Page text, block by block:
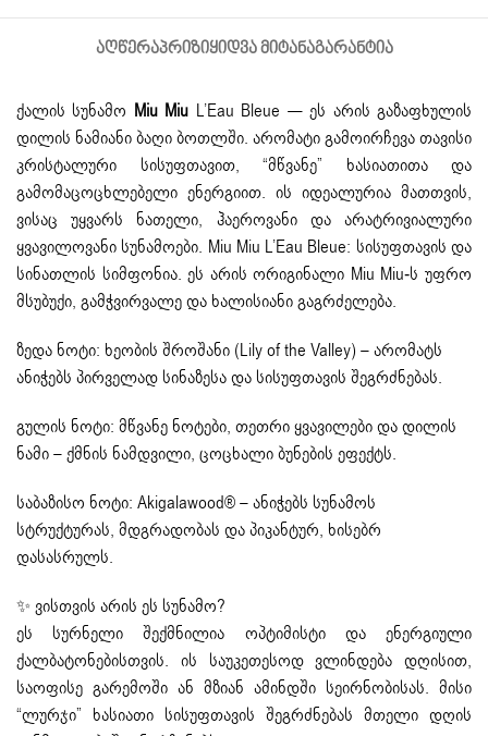
ᲐᲦᲬᲔᲠᲐᲞᲠᲘᲖᲘᲧᲘᲓᲕᲐ ᲛᲘᲢᲐᲜᲐᲒᲐᲠᲐᲜᲢᲘᲐ
ქალის სუნამო Miu Miu L’Eau Bleue — ეს არის გაზაფხულის
დილის ნამიანი ბაღი ბოთლში. არომატი გამოირჩევა თავისი
კრისტალური სისუფთავით, “მწვანე” ხასიათითა და
გამომაცოცხლებელი ენერგიით. ის იდეალურია მათთვის,
ვისაც უყვარს ნათელი, ჰაეროვანი და არატრივიალური
ყვავილოვანი სუნამოები. Miu Miu L’Eau Bleue: სისუფთავის და
სინათლის სიმფონია. ეს არის ორიგინალი Miu Miu-ს უფრო
მსუბუქი, გამჭვირვალე და ხალისიანი გაგრძელება.
ზედა ნოტი: ხეობის შროშანი (Lily of the Valley) – არომატს
ანიჭებს პირველად სინაზესა და სისუფთავის შეგრძნებას.
გულის ნოტი: მწვანე ნოტები, თეთრი ყვავილები და დილის
ნამი – ქმნის ნამდვილი, ცოცხალი ბუნების ეფექტს.
საბაზისო ნოტი: Akigalawood® – ანიჭებს სუნამოს
სტრუქტურას, მდგრადობას და პიკანტურ, ხისებრ
დასასრულს.
✨ ვისთვის არის ეს სუნამო?
ეს სურნელი შექმნილია ოპტიმისტი და ენერგიული
ქალბატონებისთვის. ის საუკეთესოდ ვლინდება დღისით,
საოფისე გარემოში ან მზიან ამინდში სეირნობისას. მისი
“ლურჯი” ხასიათი სისუფთავის შეგრძნებას მთელი დღის